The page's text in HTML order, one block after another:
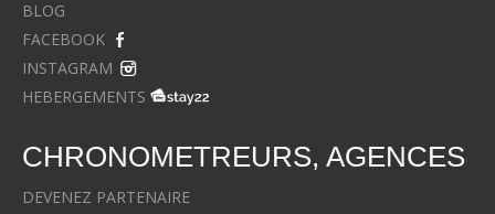
BLOG
FACEBOOK
INSTAGRAM
HEBERGEMENTS
CHRONOMETREURS, AGENCES
DEVENEZ PARTENAIRE